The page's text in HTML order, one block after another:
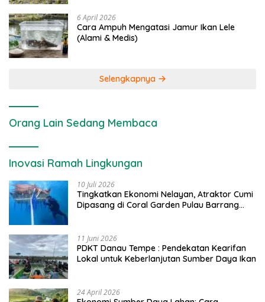
6 April 2026
Cara Ampuh Mengatasi Jamur Ikan Lele
(Alami & Medis)
Selengkapnya
Orang Lain Sedang Membaca
Inovasi Ramah Lingkungan
10 Juli 2026
Tingkatkan Ekonomi Nelayan, Atraktor Cumi
Dipasang di Coral Garden Pulau Barrang
11 Juni 2026
PDKT Danau Tempe : Pendekatan Kearifan
Lokal untuk Keberlanjutan Sumber Daya Ikan
24 April 2026